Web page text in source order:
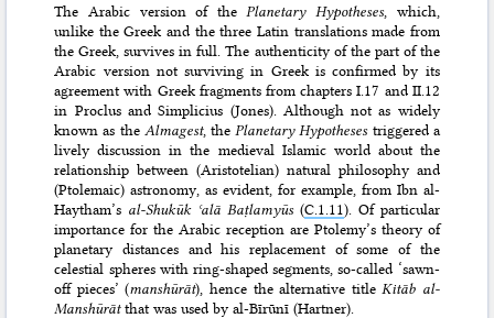
The Arabic version of the Planetary Hypotheses, which,
unlike the Greek and the three Latin translations made from
the Greek, survives in full. The authenticity of the part of the
Arabic version not surviving in Greek is confirmed by its
agreement with Greek fragments from chapters I.17 and II.12
in Proclus and Simplicius (Jones). Although not as widely
known as the Almagest, the Planetary Hypothesestriggered a
lively discussion in the medieval Islamic world about the
relationship between (Aristotelian) natural philosophy and
(Ptolemaic) astronomy, as evident, for example, from Ibn al-
Haytham’s al-Shukūk ʿalā Baṭlamyūs(C.1.11). Of particular
importance for the Arabic reception are Ptolemy’s theory of
planetary distances and his replacement of some of the
celestial spheres with ring-shaped segments, so-called ‘sawn-
off pieces’ (manshūrāt), hence the alternative title Kitāb al-
Manshūrātthat was used by al-Bīrūnī (Hartner).